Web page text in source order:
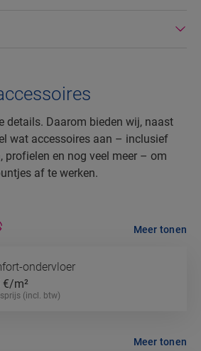
details. Daarom bieden wij, naast
wat accessoires aan – inclusief
profielen en nog veel meer – om
af te werken.
ondervloer
€/m²
(incl. btw)
Meer tonen
Meer tonen